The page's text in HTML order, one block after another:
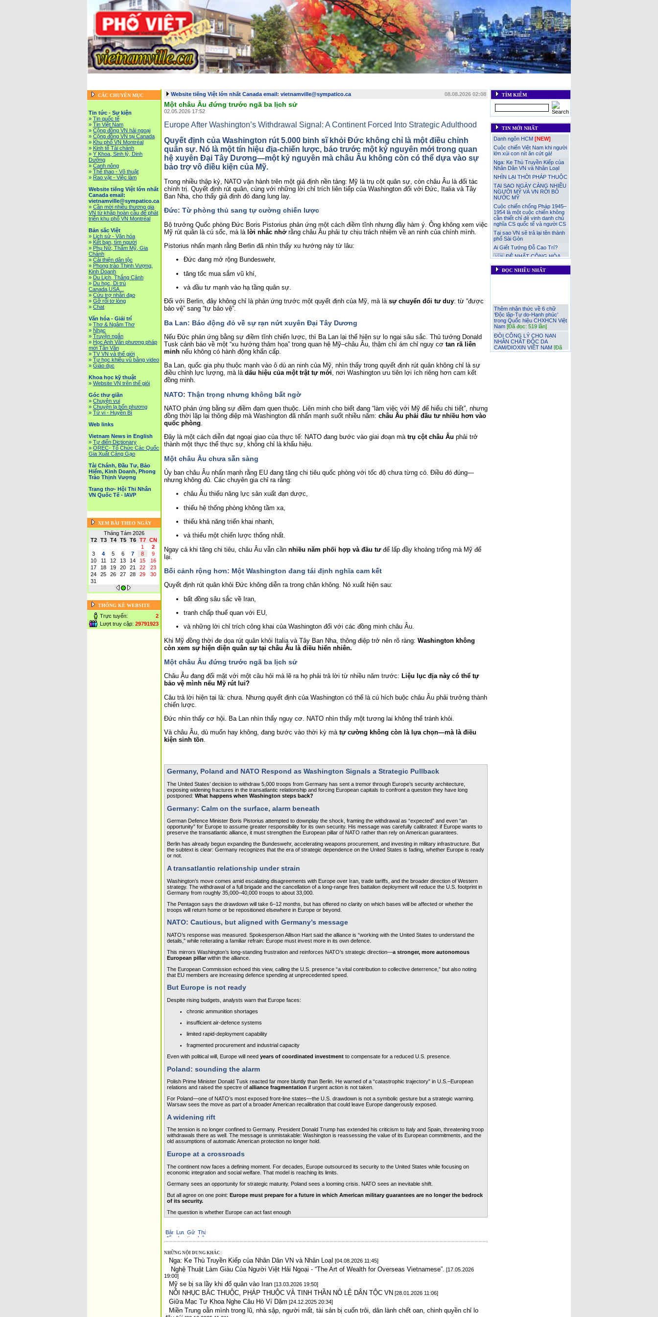
CÁC CHUYÊN MỤC
Tin tức - Sự kiện
» Tin quốc tế
» Tin Việt Nam
» Cộng đồng VN hải ngoại
» Cộng đồng VN tại Canada
» Khu phố VN Montréal
» Kinh tế Tài chánh
» Y Khoa, Sinh lý, Dinh
Dưỡng
» Canh nông
» Thể thao - Võ thuật
» Rao vặt - Việc làm
Website tiếng Việt lớn nhất
Canada email:
vietnamville@sympatico.ca
» Cần mời nhiều thương gia
VN từ khắp hoàn cầu để phát
triễn khu phố VN Montréal
Bản sắc Việt
» Lịch sử - Văn hóa
» Kết bạn, tìm người
» Phụ Nữ, Thẩm Mỹ, Gia
Chánh
» Cải thiện dân tộc
» Phong trào Thịnh Vượng,
Kinh Doanh
» Du Lịch, Thắng Cảnh
» Du học, Di trú
Canada,USA...
» Cứu trợ nhân đạo
» Gỡ rối tơ lòng
» Chat
Văn hóa - Giải trí
» Thơ & Ngâm Thơ
» Nhạc
» Truyện ngắn
» Học Anh Văn phương pháp
mới Tân Văn
» TV VN và thế giới
» Tự học khiêu vũ bằng video
» Giáo dục
Khoa học kỹ thuật
» Website VN trên thế giói
Góc thư giãn
» Chuyện vui
» Chuyện lạ bốn phương
» Tử vi - Huyền Bí
Web links
Vietnam News in English
» Tự điển Dictionary
» OREC- Tố Chức Các Quốc
Gia Xuất Cảng Gạo
Tài Chánh, Đầu Tư, Bảo
Hiểm, Kinh Doanh, Phong
Trào Thịnh Vượng
Trang thơ- Hội Thi Nhân
VN Quốc Tế - IAVP
XEM BÀI THEO NGÀY
Tháng Tám 2026
T2
T3 T4 T5 T6 T7
CN
1
2
3
4 5 6 7 8
9
10
11 12 13 14 15
16
17
18 19 20 21 22
23
24
25 26 27 28 29
30
31
THỐNG KÊ WEBSITE
Trực tuyến:
2
Lượt truy cập: 29791923
Website tiếng Việt lớn nhất Canada email: vietnamville@sympatico.ca 08.08.2026 02:08
Một châu Âu đứng trước ngã ba lịch sử
02.05.2026 17:52
Europe After Washington’s Withdrawal Signal: A Continent Forced Into Strategic Adulthood
Quyết định của Washington rút 5.000 binh sĩ khỏi Đức không chỉ là một điều chỉnh
quân sự. Nó là một tín hiệu địa‑chiến lược, báo trước một kỷ nguyên mới trong quan
hệ xuyên Đại Tây Dương—một kỷ nguyên mà châu Âu không còn có thể dựa vào sự
bảo trợ vô điều kiện của Mỹ.
Trong nhiều thập kỷ, NATO vận hành trên một giả định nền tảng: Mỹ là trụ cột quân sự, còn châu Âu là đối tác
chính trị. Quyết định rút quân, cùng với những lời chỉ trích liên tiếp của Washington đối với Đức, Italia và Tây
Ban Nha, cho thấy giả định đó đang lung lay.
Đức: Từ phòng thủ sang tự cường chiến lược
Bộ trưởng Quốc phòng Đức Boris Pistorius phản ứng một cách điềm tĩnh nhưng đầy hàm ý. Ông không xem việc
Mỹ rút quân là cú sốc, mà là lời nhắc nhở rằng châu Âu phải tự chịu trách nhiệm về an ninh của chính mình.
Pistorius nhấn mạnh rằng Berlin đã nhìn thấy xu hướng này từ lâu:
Đức đang mở rộng Bundeswehr,
tăng tốc mua sắm vũ khí,
và đầu tư mạnh vào hạ tầng quân sự.
Đối với Berlin, đây không chỉ là phản ứng trước một quyết định của Mỹ, mà là sự chuyển đổi tư duy: từ “được
bảo vệ” sang “tự bảo vệ”.
Ba Lan: Báo động đỏ về sự rạn nứt xuyên Đại Tây Dương
Nếu Đức phản ứng bằng sự điềm tĩnh chiến lược, thì Ba Lan lại thể hiện sự lo ngại sâu sắc. Thủ tướng Donald
Tusk cảnh báo về một “xu hướng thảm họa” trong quan hệ Mỹ–châu Âu, thậm chí ám chỉ nguy cơ tan rã liên
minh nếu không có hành động khẩn cấp.
Ba Lan, quốc gia phụ thuộc mạnh vào ô dù an ninh của Mỹ, nhìn thấy trong quyết định rút quân không chỉ là sự
điều chỉnh lực lượng, mà là dấu hiệu của một trật tự mới, nơi Washington ưu tiên lợi ích riêng hơn cam kết
đồng minh.
NATO: Thận trọng nhưng không bất ngờ
NATO phản ứng bằng sự điềm đạm quen thuộc. Liên minh cho biết đang “làm việc với Mỹ để hiểu chi tiết”, nhưng
đồng thời lặp lại thông điệp mà Washington đã nhấn mạnh suốt nhiều năm: châu Âu phải đầu tư nhiều hơn vào
quốc phòng
Đây là một cách diễn đạt ngoại giao của thực tế: NATO đang bước vào giai đoạn mà trụ cột châu Âu phải trở
thành một thực thể thực sự, không chỉ là khẩu hiệu.
Một châu Âu chưa sẵn sàng
Ủy ban châu Âu nhấn mạnh rằng EU đang tăng chi tiêu quốc phòng với tốc độ chưa từng có. Điều đó đúng—
nhưng không đủ. Các chuyên gia chỉ ra rằng:
châu Âu thiếu năng lực sản xuất đạn dược,
thiếu hệ thống phòng không tầm xa,
thiếu khả năng triển khai nhanh,
và thiếu một chiến lược thống nhất.
Ngay cả khi tăng chi tiêu, châu Âu vẫn cần nhiều năm phối hợp và đầu tư để lấp đầy khoảng trống mà Mỹ để
lại.
Bối cảnh rộng hơn: Một Washington đang tái định nghĩa cam kết
Quyết định rút quân khỏi Đức không diễn ra trong chân không. Nó xuất hiện sau:
bất đồng sâu sắc về Iran,
tranh chấp thuế quan với EU,
và những lời chỉ trích công khai của Washington đối với các đồng minh châu Âu.
Khi Mỹ đồng thời đe dọa rút quân khỏi Italia và Tây Ban Nha, thông điệp trở nên rõ ràng: Washington không
còn xem sự hiện diện quân sự tại châu Âu là điều hiển nhiên.
Một châu Âu đứng trước ngã ba lịch sử
Châu Âu đang đối mặt với một câu hỏi mà lẽ ra họ phải trả lời từ nhiều năm trước: Liệu lục địa này có thể tự
bảo vệ mình nếu Mỹ rút lui?
Câu trả lời hiện tại là: chưa. Nhưng quyết định của Washington có thể là cú hích buộc châu Âu phải trưởng thành
chiến lược.
Đức nhìn thấy cơ hội. Ba Lan nhìn thấy nguy cơ. NATO nhìn thấy một tương lai không thể tránh khỏi.
Và châu Âu, dù muốn hay không, đang bước vào thời kỳ mà tự cường không còn là lựa chọn—mà là điều
kiện sinh tồn.
Germany, Poland and NATO Respond as Washington Signals a Strategic Pullback
The United States’ decision to withdraw 5,000 troops from Germany has sent a tremor through Europe’s security architecture,
exposing widening fractures in the transatlantic relationship and forcing European capitals to confront a question they have long
postponed: What happens when Washington steps back?
Germany: Calm o­n the surface, alarm beneath
German Defence Minister Boris Pistorius attempted to downplay the shock, framing the withdrawal as “expected” and even “an
opportunity” for Europe to assume greater responsibility for its own security. His message was carefully calibrated: if Europe wants to
preserve the transatlantic alliance, it must strengthen the European pillar of NATO rather than rely o­n American guarantees.
Berlin has already begun expanding the Bundeswehr, accelerating weapons procurement, and investing in military infrastructure. But
the subtext is clear: Germany recognizes that the era of strategic dependence o­n the United States is fading, whether Europe is ready
or not.
A transatlantic relationship under strain
Washington’s move comes amid escalating disagreements with Europe over Iran, trade tariffs, and the broader direction of Western
strategy. The withdrawal of a full brigade and the cancellation of a long‑range fires battalion deployment will reduce the U.S. footprint in
Germany from roughly 35,000–40,000 troops to about 33,000.
The Pentagon says the drawdown will take 6–12 months, but has offered no clarity o­n which bases will be affected or whether the
troops will return home or be repositioned elsewhere in Europe or beyond.
NATO: Cautious, but aligned with Germany’s message
NATO’s response was measured. Spokesperson Allison Hart said the alliance is “working with the United States to understand the
details,” while reiterating a familiar refrain: Europe must invest more in its own defence.
This mirrors Washington’s long‑standing frustration and reinforces NATO’s strategic direction—a stronger, more autonomous
European pillar within the alliance.
The European Commission echoed this view, calling the U.S. presence “a vital contribution to collective deterrence,” but also noting
that EU members are increasing defence spending at unprecedented speed.
But Europe is not ready
Despite rising budgets, analysts warn that Europe faces:
chronic ammunition shortages
insufficient air‑defence systems
limited rapid‑deployment capability
fragmented procurement and industrial capacity
Even with political will, Europe will need years of coordinated investment to compensate for a reduced U.S. presence.
Poland: sounding the alarm
Polish Prime Minister Donald Tusk reacted far more bluntly than Berlin. He warned of a “catastrophic trajectory” in U.S.–European
relations and raised the spectre of alliance fragmentation if urgent action is not taken.
For Poland—one of NATO’s most exposed front‑line states—the U.S. drawdown is not a symbolic gesture but a strategic warning.
Warsaw sees the move as part of a broader American recalibration that could leave Europe dangerously exposed.
A widening rift
The tension is no longer confined to Germany. President Donald Trump has extended his criticism to Italy and Spain, threatening troop
withdrawals there as well. The message is unmistakable: Washington is reassessing the value of its European commitments, and the
old assumptions of automatic American protection no longer hold.
Europe at a crossroads
The continent now faces a defining moment. For decades, Europe outsourced its security to the United States while focusing o­n
economic integration and social welfare. That model is reaching its limits.
Germany sees an opportunity for strategic maturity. Poland sees a looming crisis. NATO sees an inevitable shift.
But all agree o­n o­ne point: Europe must prepare for a future in which American military guarantees are no longer the bedrock
of its security.
The question is whether Europe can act fast enough
NHỮNG NỘI DUNG KHÁC:
Nga: Ke Thù Truyền Kiếp của Nhân Dân VN và Nhân LoạI [04.08.2026 11:45]
Nghệ Thuật Làm Giàu Của Người Việt Hải Ngoại - “The Art of Wealth for Overseas Vietnamese”. [17.05.2026
19:00]
Mỹ se bị sa lầy khi đổ quân vào Iran [13.03.2026 19:50]
NỖI NHỤC BẮC THUỘC, PHÁP THUỘC VÀ TINH THẦN NÔ LỆ DÂN TỘC VN [28.01.2026 11:06]
Giữa Mạc Tư Khoa Nghe Câu Hò Ví Dặm [24.12.2025 20:34]
Miền Trung oằn mình trong lũ, nhà sập, người mất, tài sản bị cuốn trôi, dân lành chết oan, chinh quyền chỉ lo
TÌM KIẾM
TIN MỚI NHẤT
Danh ngôn HCM [NEW]
Cuộc chiến Việt Nam khi người
lớn xúi con nít ăn cứt gà!
Nga: Ke Thù Truyền Kiếp của
Nhân Dân VN và Nhân LoạI
NHÌN LẠI THỜI PHÁP THUỘC
TẠI SAO NGÀY CÀNG NHIỀU
NGƯỜI MỸ VÀ VN RỜI BỎ
NƯỚC MỸ
Cuộc chiến chống Pháp 1945–
1954 là một cuộc chiến không
cần thiết chỉ đẻ vinh danh chủ
nghĩa CS quốc tế và người CS
Tại sao VN sẽ trả lại tên thành
phố Sài Gòn
Ai Giết Tướng Đỗ Cao Trí?
🇻🇳 ĐỆ NHẤT CỘNG HÒA
HẠN CHẾ VÀ NGUYÊN NHÂN
SỤP ĐỔ
bị lừa sang Nga chiến đấu và
chết tại chiến trường Ukraine
Việt Nam lên án chủ nghĩa
khủng bố dưới mọi hình thức
ĐÒI CÔNG LÝ CHO NẠN
NHÂN CHẤT ĐỘC DA
CAM/DIOXIN VIỆT NAM
Thêm nhận thức về 6 chữ ‘Độc
ĐỌC NHIỀU NHẤT
‘Độc lập-Tự do-Hạnh phúc’
trong Quốc hiệu CHXHCN Việt
Nam [Đã đọc: 519 lần]
ĐÒI CÔNG LÝ CHO NẠN
NHÂN CHẤT ĐỘC DA
CAM/DIOXIN VIỆT NAM
đọc: 502 lần]